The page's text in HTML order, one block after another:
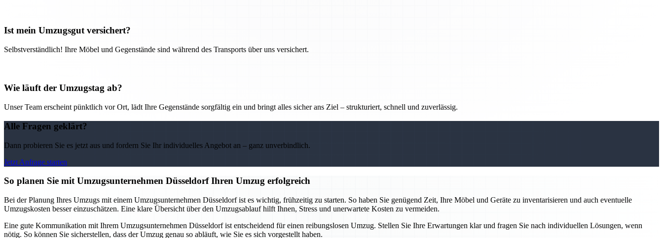
Ist mein Umzugsgut versichert?
Selbstverständlich! Ihre Möbel und Gegenstände sind während des Transports über uns versichert.
Wie läuft der Umzugstag ab?
Unser Team erscheint pünktlich vor Ort, lädt Ihre Gegenstände sorgfältig ein und bringt alles sicher ans Ziel – strukturiert, schnell und zuverlässig.
Alle Fragen geklärt?
Dann probieren Sie es jetzt aus und fordern Sie Ihr individuelles Angebot an – ganz unverbindlich.
Jetzt Anfrage starten
So planen Sie mit Umzugsunternehmen Düsseldorf Ihren Umzug erfolgreich
Bei der Planung Ihres Umzugs mit einem Umzugsunternehmen Düsseldorf ist es wichtig, frühzeitig zu starten. So haben Sie genügend Zeit, Ihre Möbel und Geräte zu inventarisieren und auch eventuelle
Umzugskosten besser einzuschätzen. Eine klare Übersicht über den Umzugsablauf hilft Ihnen, Stress und unerwartete Kosten zu vermeiden.
Eine gute Kommunikation mit Ihrem Umzugsunternehmen Düsseldorf ist entscheidend für einen reibungslosen Umzug. Stellen Sie Ihre Erwartungen klar und fragen Sie nach individuellen Lösungen, wenn
nötig. So können Sie sicherstellen, dass der Umzug genau so abläuft, wie Sie es sich vorgestellt haben.